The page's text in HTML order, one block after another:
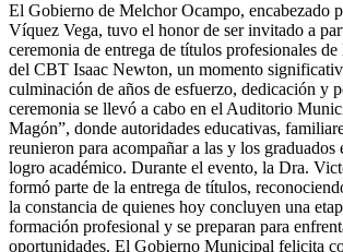
El Gobierno de Melchor Ocampo, encabezado
Víquez Vega, tuvo el honor de ser invitado a
ceremonia de entrega de títulos profesionales de
del CBT Isaac Newton, un momento
culminación de años de esfuerzo, dedicación y
ceremonia se llevó a cabo en el Auditorio
Magón”, donde autoridades educativas,
reunieron para acompañar a las y los graduados
logro académico. Durante el evento, la Dra.
formó parte de la entrega de títulos,
la constancia de quienes hoy concluyen una
formación profesional y se preparan para
oportunidades. El Gobierno Municipal felicita